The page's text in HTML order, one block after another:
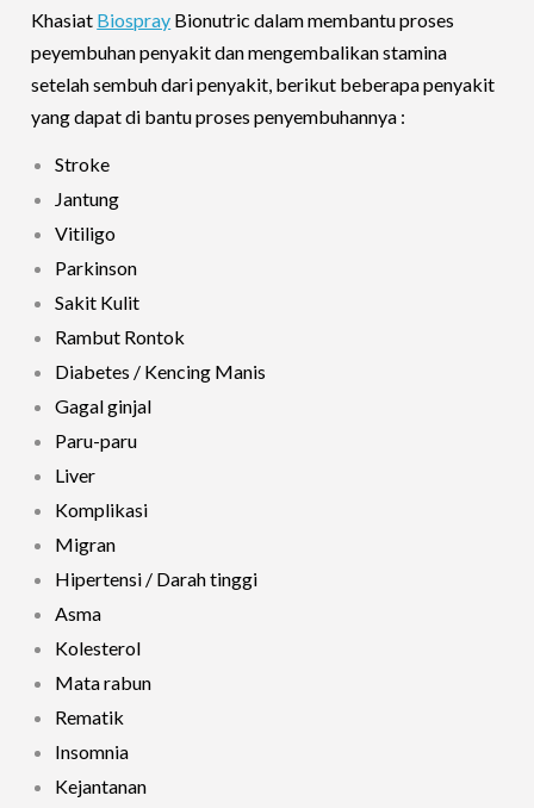
Khasiat Biospray Bionutric dalam membantu proses
peyembuhan penyakit dan mengembalikan stamina
setelah sembuh dari penyakit, berikut beberapa penyakit
yang dapat di bantu proses penyembuhannya :
Stroke
Jantung
Vitiligo
Parkinson
Sakit Kulit
Rambut Rontok
Diabetes / Kencing Manis
Gagal ginjal
Paru-paru
Liver
Komplikasi
Migran
Hipertensi / Darah tinggi
Asma
Kolesterol
Mata rabun
Rematik
Insomnia
Kejantanan